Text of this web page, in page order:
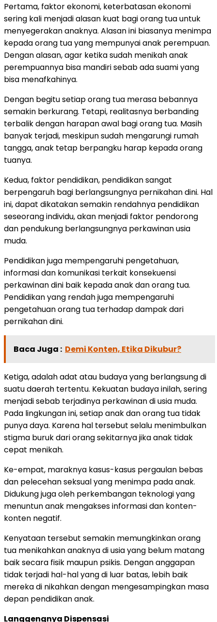
Pertama, faktor ekonomi, keterbatasan ekonomi
sering kali menjadi alasan kuat bagi orang tua untuk
menyegerakan anaknya. Alasan ini biasanya menimpa
kepada orang tua yang mempunyai anak perempuan.
Dengan alasan, agar ketika sudah menikah anak
perempuannya bisa mandiri sebab ada suami yang
bisa menafkahinya.
Dengan begitu setiap orang tua merasa bebannya
semakin berkurang. Tetapi, realitasnya berbanding
terbalik dengan harapan awal bagi orang tua. Masih
banyak terjadi, meskipun sudah mengarungi rumah
tangga, anak tetap berpangku harap kepada orang
tuanya.
Kedua, faktor pendidikan, pendidikan sangat
berpengaruh bagi berlangsungnya pernikahan dini. Hal
ini, dapat dikatakan semakin rendahnya pendidikan
seseorang individu, akan menjadi faktor pendorong
dan pendukung berlangsungnya perkawinan usia
muda.
Pendidikan juga mempengaruhi pengetahuan,
informasi dan komunikasi terkait konsekuensi
perkawinan dini baik kepada anak dan orang tua.
Pendidikan yang rendah juga mempengaruhi
pengetahuan orang tua terhadap dampak dari
pernikahan dini.
Baca Juga : Demi Konten, Etika Dikubur?
Ketiga, adalah adat atau budaya yang berlangsung di
suatu daerah tertentu. Kekuatan budaya inilah, sering
menjadi sebab terjadinya perkawinan di usia muda.
Pada lingkungan ini, setiap anak dan orang tua tidak
punya daya. Karena hal tersebut selalu menimbulkan
stigma buruk dari orang sekitarnya jika anak tidak
cepat menikah.
Ke-empat, maraknya kasus-kasus pergaulan bebas
dan pelecehan seksual yang menimpa pada anak.
Didukung juga oleh perkembangan teknologi yang
menuntun anak mengakses informasi dan konten-
konten negatif.
Kenyataan tersebut semakin memungkinkan orang
tua menikahkan anaknya di usia yang belum matang
baik secara fisik maupun psikis. Dengan anggapan
tidak terjadi hal-hal yang di luar batas, lebih baik
mereka di nikahkan dengan mengesampingkan masa
depan pendidikan anak.
Langgengnya Dispensasi